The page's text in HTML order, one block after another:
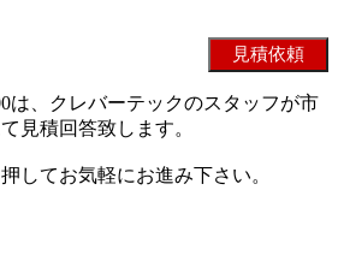
は、クレバーテックのスタッフが市
見積回答致します。
してお気軽にお進み下さい。